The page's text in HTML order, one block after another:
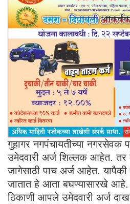
गुहागर नगपंचायतीच्या नगरसेवक
उमेदवारी अर्ज शिल्लक आहेत. तर
जागेसाठी पाच अर्ज आहेत.
जातात हे आता बघण्यासारखे
ठिकाणी आपले उमेदवारी अर्ज